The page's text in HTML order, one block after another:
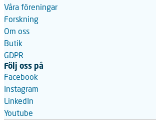
Våra föreningar
Forskning
Om oss
Butik
GDPR
Följ oss på
Facebook
Instagram
LinkedIn
Youtube